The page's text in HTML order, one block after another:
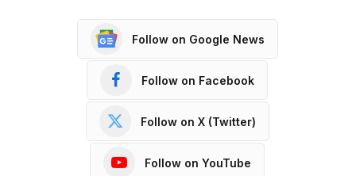
Follow on Google News
Follow on Facebook
Follow on X (Twitter)
Follow on YouTube